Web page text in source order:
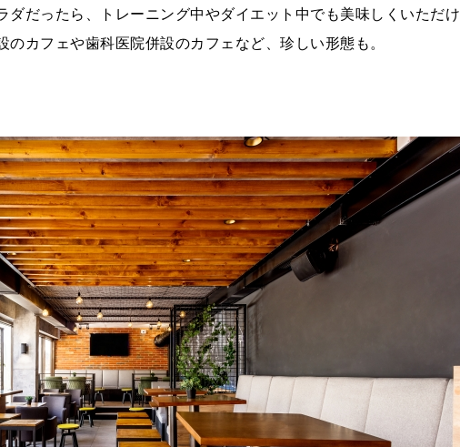
ダだったら、トレーニング中やダイエット中でも美味しくいただけ
カフェや歯科医院併設のカフェなど、珍しい形態も。